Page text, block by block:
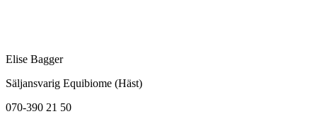
Elise Bagger
Säljansvarig Equibiome (Häst)
070-390 21 50